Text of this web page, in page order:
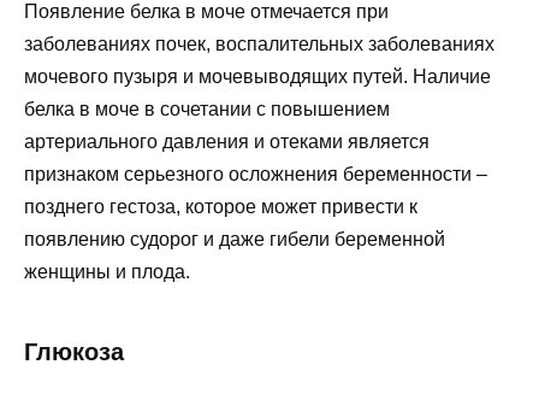
Появление белка в моче отмечается при
заболеваниях почек, воспалительных заболеваниях
мочевого пузыря и мочевыводящих путей. Наличие
белка в моче в сочетании с повышением
артериального давления и отеками является
признаком серьезного осложнения беременности –
позднего гестоза, которое может привести к
появлению судорог и даже гибели беременной
женщины и плода.
Глюкоза